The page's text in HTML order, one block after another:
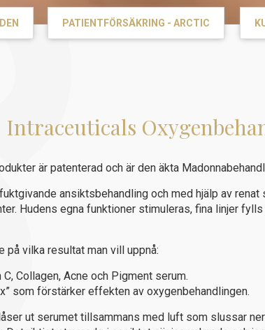
PATIENTFÖRSÄKRING - ARCTIC
Intraceuticals
är patenterad och är den äkta
ansiktsbehandling och med hjälp av
Hudens egna funktioner stimuleras, fina linjer
på vilka resultat man vill uppnå:
Collagen, Acne och Pigment serum.
som förstärker effekten av oxygenbehandlingen.
ut serumet tillsammans med luft som slussar